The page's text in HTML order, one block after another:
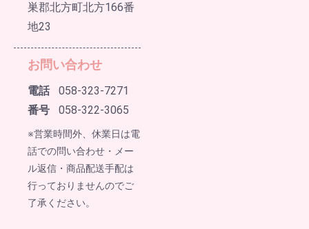
巣郡北方町北方166番
地23
お問い合わせ
電話
番号
058-323-7271
058-322-3065
※営業時間外、休業日は電
話での問い合わせ・メー
ル返信・商品配送手配は
行っておりませんのでご
了承ください。